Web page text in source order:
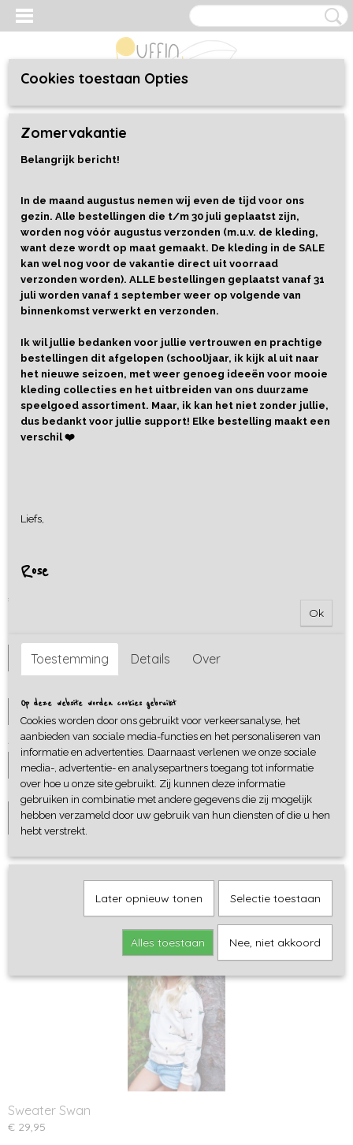
Chocoladeletters Kobalt Blauw
Sweater Chocoladeletters
Kobalt Blauw
€ 29,95
Aantal
IN WINKELWAGEN
Sweater Swan
€ 29,95
Cookies toestaan Opties
Zomervakantie
Belangrijk bericht!
In de maand augustus nemen wij even de tijd voor ons
gezin. Alle bestellingen die t/m 30 juli geplaatst zijn,
worden nog vóór augustus verzonden (m.u.v. de kleding,
want deze wordt op maat gemaakt. De kleding in de SALE
kan wel nog voor de vakantie direct uit voorraad
verzonden worden). ALLE bestellingen geplaatst vanaf 31
juli worden vanaf 1 september weer op volgende van
binnenkomst verwerkt en verzonden.
Ik wil jullie bedanken voor jullie vertrouwen en prachtige
bestellingen dit afgelopen (school)jaar, ik kijk al uit naar
het nieuwe seizoen, met weer genoeg ideeën voor mooie
kleding collecties en het uitbreiden van ons duurzame
speelgoed assortiment. Maar, ik kan het niet zonder jullie,
dus bedankt voor jullie support! Elke bestelling maakt een
verschil ❤️
Liefs,
Rose
Ok
Toestemming Details Over
Op deze website worden cookies gebruikt
Cookies worden door ons gebruikt voor verkeersanalyse, het
aanbieden van sociale media-functies en het personaliseren van
informatie en advertenties. Daarnaast verlenen we onze sociale
media-, advertentie- en analysepartners toegang tot informatie
over hoe u onze site gebruikt. Zij kunnen deze informatie
gebruiken in combinatie met andere gegevens die zij mogelijk
hebben verzameld door uw gebruik van hun diensten of die u hen
hebt verstrekt.
Later opnieuw tonen Selectie toestaan
Alles toestaan Nee, niet akkoord